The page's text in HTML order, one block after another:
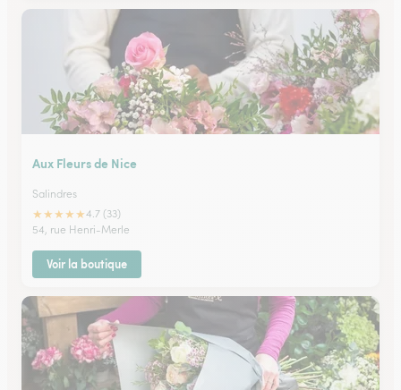
Aux Fleurs de Nice
Salindres
★★★★★4.7 (33)
54, rue Henri-Merle
Voir la boutique